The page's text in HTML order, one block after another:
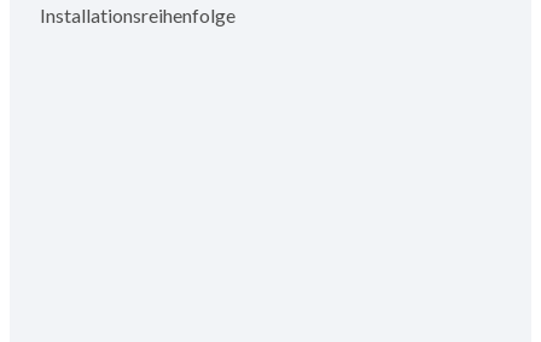
Installationsreihenfolge